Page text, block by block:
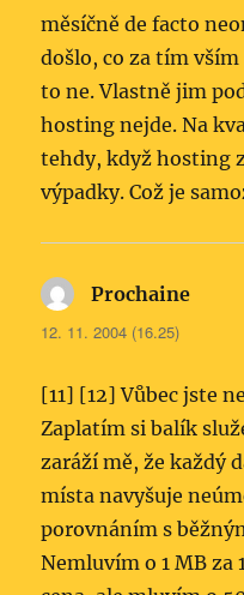
měsíčně de facto
došlo, co za tím
to ne. Vlastně jim
hosting nejde. Na
tehdy, když hosting
výpadky. Což je
Prochaine
12. 11. 2004 (16.25)
[11] [12] Vůbec jste
Zaplatím si balík
zaráží mě, že každý
místa navyšuje
porovnáním s
Nemluvím o 1 MB za